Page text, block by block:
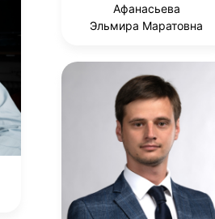
Афанасьева
Эльмира Маратовна